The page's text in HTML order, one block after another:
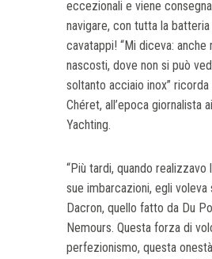
eccezionali e viene
navigare, con tutta la
cavatappi! “Mi diceva: anche
nascosti, dove non si può
soltanto acciaio inox” ricorda
Chéret, all’epoca giornalista
Yachting.
“Più tardi, quando realizzavo
sue imbarcazioni, egli voleva
Dacron, quello fatto da Du
Nemours. Questa forza di
perfezionismo, questa